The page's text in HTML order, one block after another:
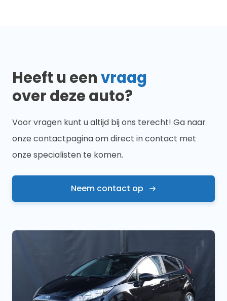
Heeft u eenvraag
over deze auto?
Voor vragen kunt u altijd bij ons terecht! Ga naar
onze contactpagina om direct in contact met
onze specialisten te komen.
Neem contact op